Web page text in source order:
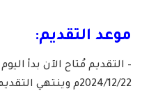
موعد التقديم: